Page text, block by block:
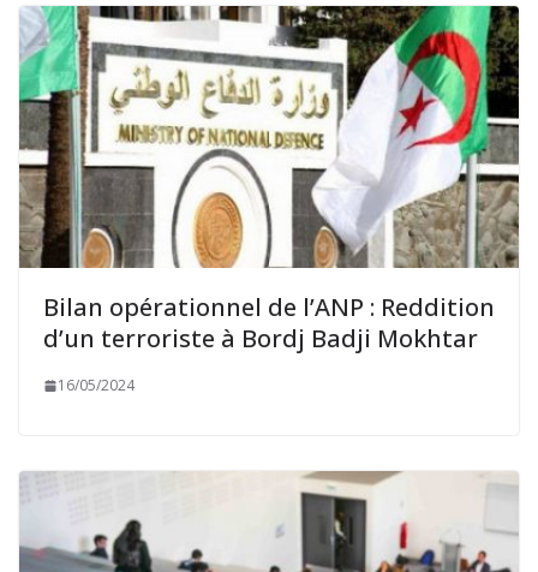
Bilan opérationnel de l’ANP : Reddition
d’un terroriste à Bordj Badji Mokhtar
16/05/2024